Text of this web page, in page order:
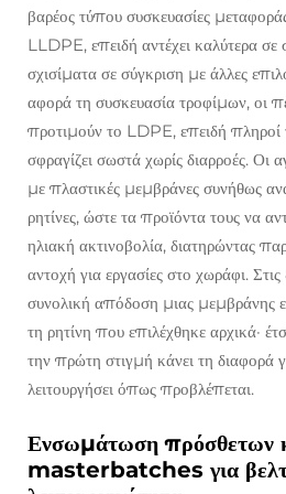
βαρέος τύπου συσκευασίες
LLDPE, επειδή αντέχει καλύτερα σε
σχισίματα σε σύγκριση με άλλες
αφορά τη συσκευασία τροφίμων, οι
προτιμούν το LDPE, επειδή
σφραγίζει σωστά χωρίς διαρροές. Οι
με πλαστικές μεμβράνες συνήθως
ρητίνες, ώστε τα προϊόντα τους να
ηλιακή ακτινοβολία, διατηρώντας
αντοχή για εργασίες στο χωράφι.
συνολική απόδοση μιας μεμβράνης
τη ρητίνη που επιλέχθηκε αρχικά·
την πρώτη στιγμή κάνει τη διαφορά
λειτουργήσει όπως προβλέπεται.
Ενσωμάτωση πρόσθετων
masterbatches για